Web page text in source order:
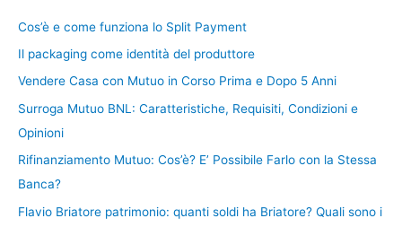
Cos’è e come funziona lo Split Payment
Il packaging come identità del produttore
Vendere Casa con Mutuo in Corso Prima e Dopo 5 Anni
Surroga Mutuo BNL: Caratteristiche, Requisiti, Condizioni e
Opinioni
Rifinanziamento Mutuo: Cos’è? E’ Possibile Farlo con la Stessa
Banca?
Flavio Briatore patrimonio: quanti soldi ha Briatore? Quali sono i